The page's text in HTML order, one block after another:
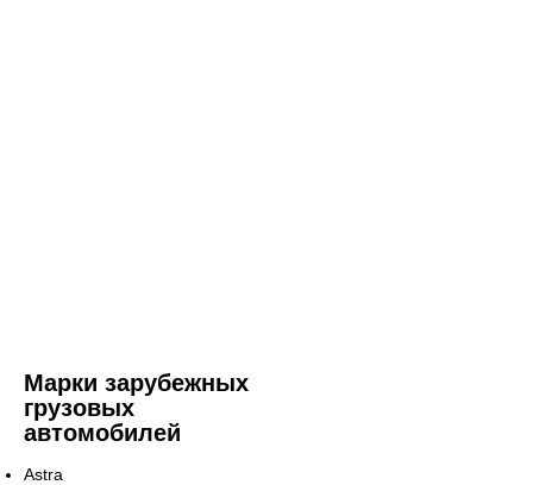
Марки зарубежных
грузовых
автомобилей
Astra